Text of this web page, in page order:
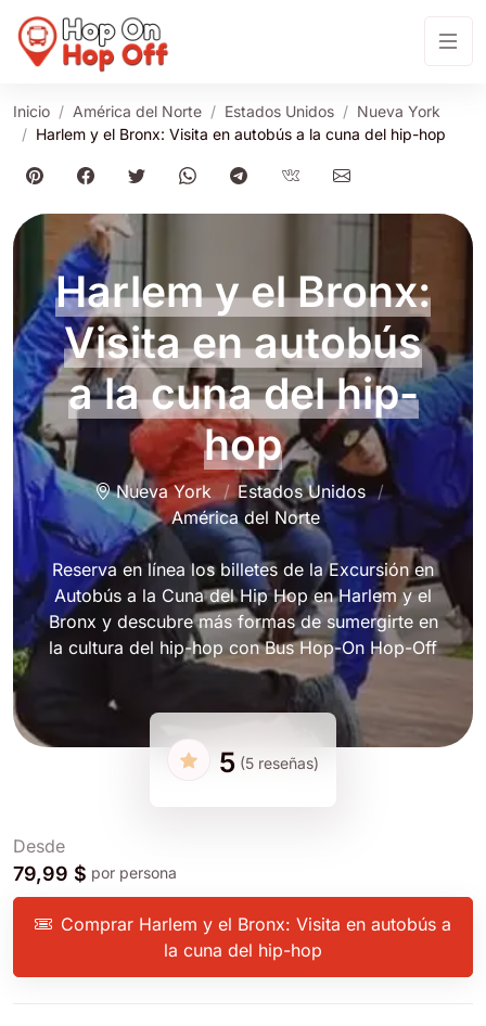
Inicio América del Norte Estados Unidos
Nueva York
Harlem y el Bronx: Visita en autobús a la cuna del hip-hop
Harlem y el Bronx:
Visita en autobús
a la cuna del hip-
hop
Nueva York
Estados Unidos
América del Norte
Reserva en línea los billetes de la Excursión en
Autobús a la Cuna del Hip Hop en Harlem y el
Bronx y descubre más formas de sumergirte en
la cultura del hip-hop con Bus Hop-On Hop-Off
5 (5 reseñas)
Desde
79,99 $ por persona
Comprar Harlem y el Bronx: Visita en autobús a
la cuna del hip-hop